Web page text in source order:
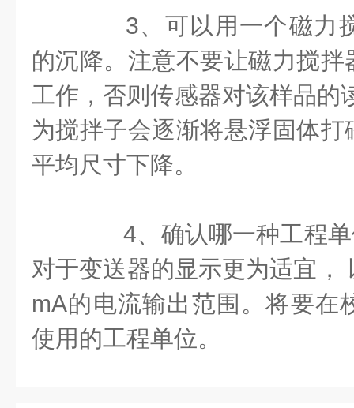
3、可以用一个磁力
的沉降。注意不要让磁力搅
工作，否则传感器对该样品的
为搅拌子会逐渐将悬浮固体
平均尺寸下降。
4、确认哪一种工程单
对于变送器的显示更为适宜，
mA的电流输出范围。将要在
使用的工程单位。